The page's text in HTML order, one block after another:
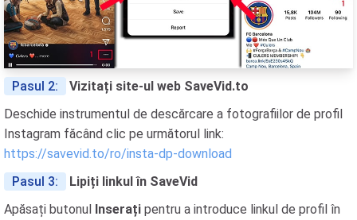
Pasul 2:
Vizitați site-ul web SaveVid.to
Deschide instrumentul de descărcare a fotografiilor de profil
Instagram făcând clic pe următorul link:
https://savevid.to/ro/insta-dp-download
Pasul 3:
Lipiți linkul în SaveVid
Apăsați butonul Inserați pentru a introduce linkul de profil în